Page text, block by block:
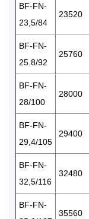
BF-FN-
23,5/84
23520
BF-FN-
25.8/92
25760
BF-FN-
28/100
28000
BF-FN-
29,4/105
29400
BF-FN-
32,5/116
32480
BF-FN-
35560